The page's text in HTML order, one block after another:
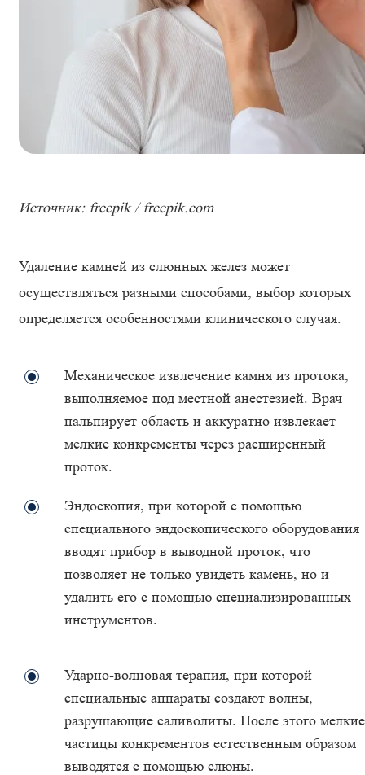
Источник: freepik / freepik.com
Удаление камней из слюнных желез может
осуществляться разными способами, выбор которых
определяется особенностями клинического случая.
Механическое извлечение камня из протока,
выполняемое под местной анестезией. Врач
пальпирует область и аккуратно извлекает
мелкие конкременты через расширенный
проток.
Эндоскопия, при которой с помощью
специального эндоскопического оборудования
вводят прибор в выводной проток, что
позволяет не только увидеть камень, но и
удалить его с помощью специализированных
инструментов.
Ударно-волновая терапия, при которой
специальные аппараты создают волны,
разрушающие саливолиты. После этого мелкие
частицы конкрементов естественным образом
выводятся с помощью слюны.